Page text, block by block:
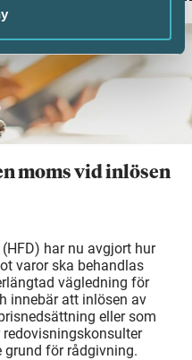
moms vid inlösen
har nu avgjort hur
varor ska behandlas
vägledning för
innebär att inlösen av
eller som
redovisningskonsulter
grund för rådgivning.